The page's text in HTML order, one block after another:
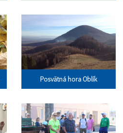
Posvätná hora Oblík